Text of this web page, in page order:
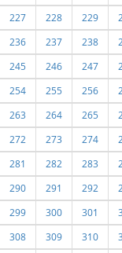
227
228 229
236
237 238
245
246 247
254
255 256
263
264 265
272
273 274
281
282 283
290
291 292
299
300 301
308
309 310